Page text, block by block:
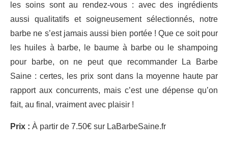
les soins sont au rendez-vous : avec des ingrédients
aussi qualitatifs et soigneusement sélectionnés, notre
barbe ne s’est jamais aussi bien portée ! Que ce soit pour
les huiles à barbe, le baume à barbe ou le shampoing
pour barbe, on ne peut que recommander La Barbe
Saine : certes, les prix sont dans la moyenne haute par
rapport aux concurrents, mais c’est une dépense qu’on
fait, au final, vraiment avec plaisir !
Prix : À partir de 7.50€ sur LaBarbeSaine.fr